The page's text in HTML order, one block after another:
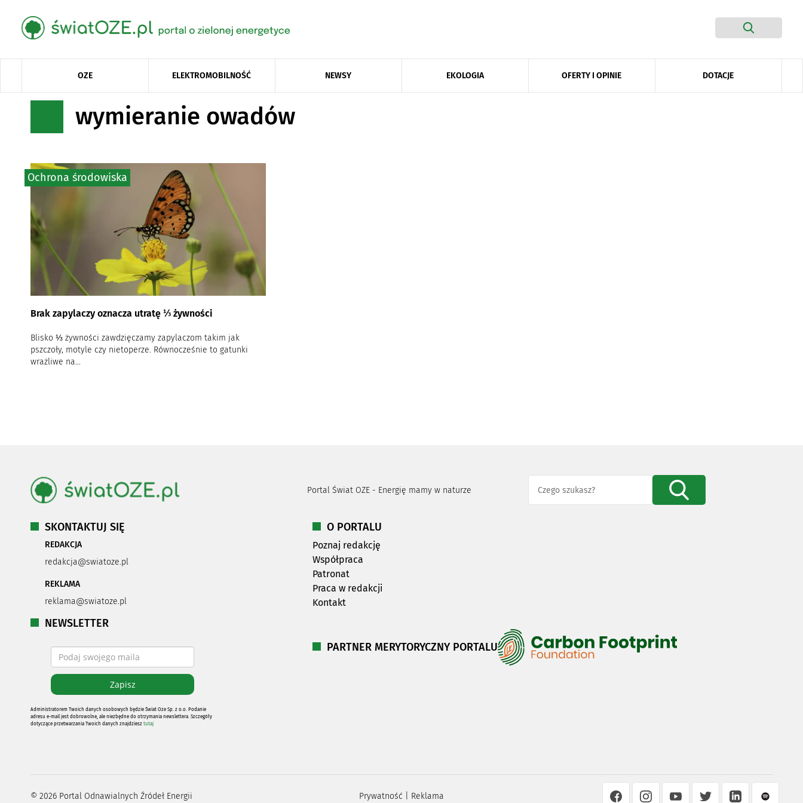
OZE ELEKTROMOBILNOŚĆ NEWSY EKOLOGIA OFERTY I OPINIE DOTACJE
wymieranie owadów
Brak zapylaczy oznacza utratę ⅓ żywności
Blisko ⅓ żywności zawdzięczamy zapylaczom takim jak
pszczoły, motyle czy nietoperze. Równocześnie to gatunki
wrażliwe na...
Ochrona środowiska
Portal Świat OZE - Energię mamy w naturze
SKONTAKTUJ SIĘ
REDAKCJA
redakcja@swiatoze.pl
REKLAMA
reklama@swiatoze.pl
NEWSLETTER
Administratorem Twoich danych osobowych będzie Świat Oze Sp. z o.o. Podanie
adresu e-mail jest dobrowolne, ale niezbędne do otrzymania newslettera. Szczegóły
dotyczące przetwarzania Twoich danych znajdziesz tutaj
O PORTALU
Poznaj redakcję
Współpraca
Patronat
Praca w redakcji
Kontakt
PARTNER MERYTORYCZNY PORTALU
© 2026Portal Odnawialnych Źródeł Energii Prywatność Reklama